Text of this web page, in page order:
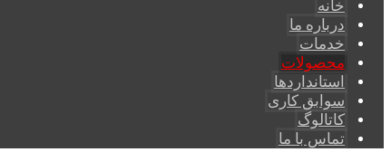
خانه
درباره ما
خدمات
محصولات
استانداردها
سوابق کاری
کاتالوگ
تماس با ما